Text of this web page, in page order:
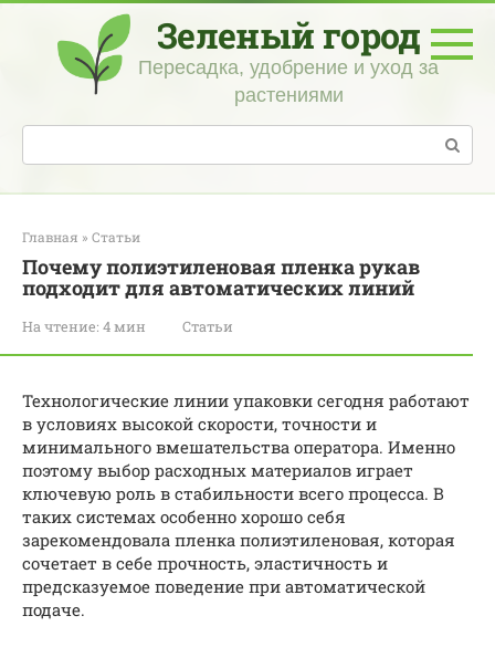
Перейти
контенту
Зеленый город
Пересадка, удобрение и уход за
растениями
Поиск:
Главная » Статьи
Почему полиэтиленовая пленка рукав
подходит для автоматических линий
На чтение: 4 мин Статьи
Технологические линии упаковки сегодня работают
в условиях высокой скорости, точности и
минимального вмешательства оператора. Именно
поэтому выбор расходных материалов играет
ключевую роль в стабильности всего процесса. В
таких системах особенно хорошо себя
зарекомендовала пленка полиэтиленовая, которая
сочетает в себе прочность, эластичность и
предсказуемое поведение при автоматической
подаче.